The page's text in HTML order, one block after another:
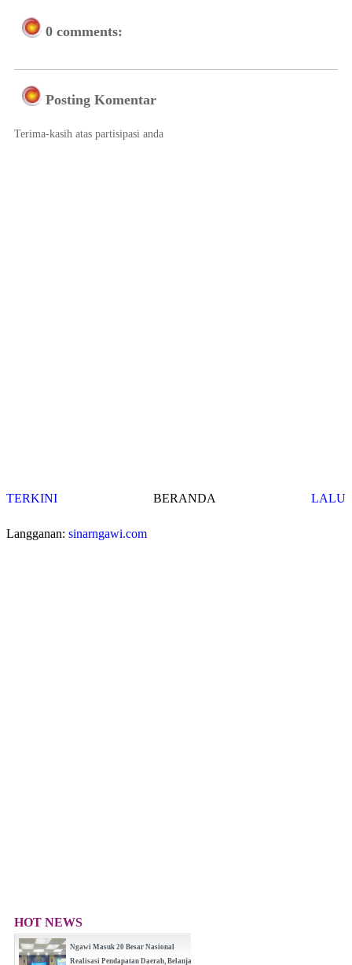
0 comments:
Posting Komentar
Terima-kasih atas partisipasi anda
TERKINI LALU
BERANDA
Langganan: sinarngawi.com
HOT NEWS
Ngawi Masuk 20 Besar Nasional
Realisasi Pendapatan Daerah, Belanja